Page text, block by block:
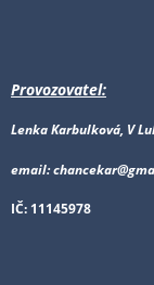
Provozovatel:
Lenka Karbulková, V
email:
IČ: 11145978